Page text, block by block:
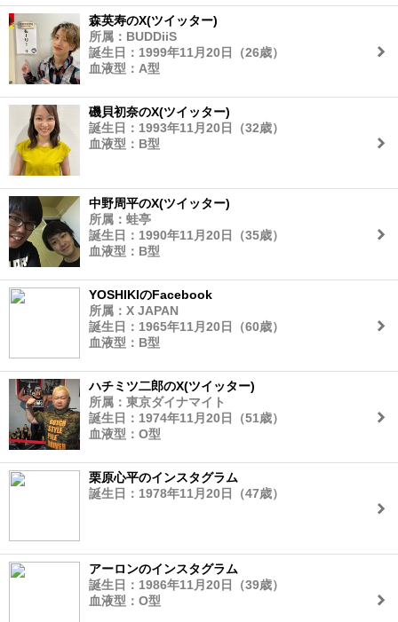
森英寿のX(ツイッター)
所属：BUDDiiS
誕生日：1999年11月20日（26歳）
血液型：A型
磯貝初奈のX(ツイッター)
誕生日：1993年11月20日（32歳）
血液型：B型
中野周平のX(ツイッター)
所属：蛙亭
誕生日：1990年11月20日（35歳）
血液型：B型
YOSHIKIのFacebook
所属：X JAPAN
誕生日：1965年11月20日（60歳）
血液型：B型
ハチミツ二郎のX(ツイッター)
所属：東京ダイナマイト
誕生日：1974年11月20日（51歳）
血液型：O型
栗原心平のインスタグラム
誕生日：1978年11月20日（47歳）
アーロンのインスタグラム
誕生日：1986年11月20日（39歳）
血液型：O型